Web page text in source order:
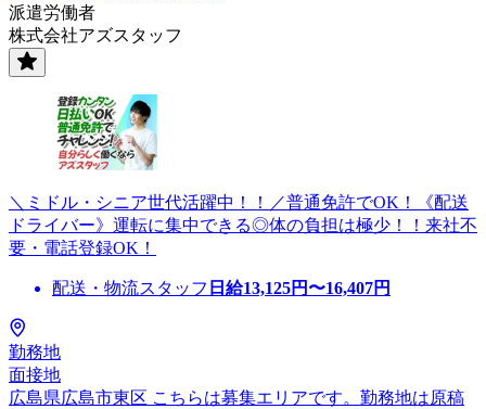
派遣労働者
株式会社アズスタッフ
＼ミドル・シニア世代活躍中！！／普通免許でOK！《配送
ドライバー》運転に集中できる◎体の負担は極少！！来社不
要・電話登録OK！
配送・物流スタッフ 日給13,125円〜16,407円
勤務地
面接地
広島県広島市東区 こちらは募集エリアです。勤務地は原稿